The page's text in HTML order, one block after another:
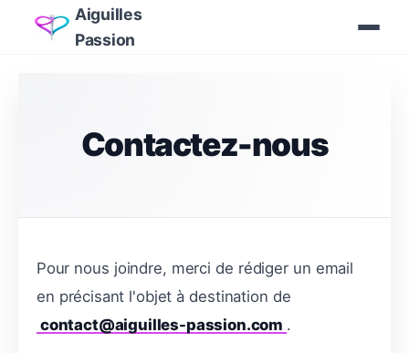
Aiguilles
Passion
Contactez-nous
Pour nous joindre, merci de rédiger un email
en précisant l'objet à destination de
contact@aiguilles-passion.com .